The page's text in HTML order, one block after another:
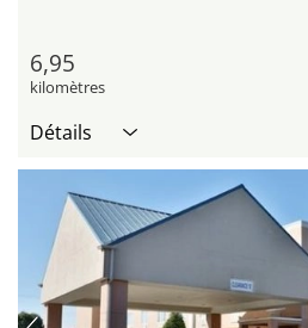
6,95
kilomètres
Détails